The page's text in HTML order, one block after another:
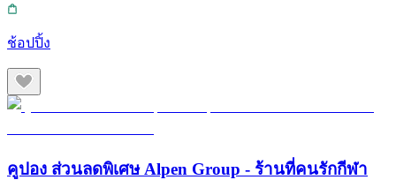
ช้อปปิ้ง
คูปอง ส่วนลดพิเศษ Alpen Group - ร้านที่คนรักกีฬา